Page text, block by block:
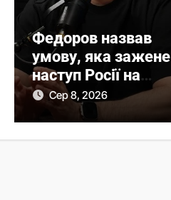
Федоров назвав
умову, яка зажене
наступ Росії на
фронті у глухий кут
Сер 8, 2026